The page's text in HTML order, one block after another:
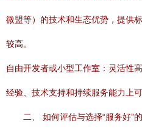
微盟等）的技术和生态优势，提供
较高。
自由开发者或小型工作室：灵活性
经验、技术支持和持续服务能力上可
二、 如何评估与选择“服务好”